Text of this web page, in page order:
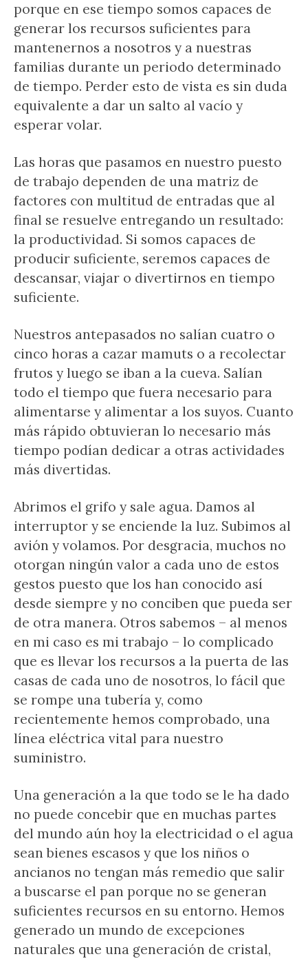
porque en ese tiempo somos capaces de
generar los recursos suficientes para
mantenernos a nosotros y a nuestras
familias durante un periodo determinado
de tiempo. Perder esto de vista es sin duda
equivalente a dar un salto al vacío y
esperar volar.
Las horas que pasamos en nuestro puesto
de trabajo dependen de una matriz de
factores con multitud de entradas que al
final se resuelve entregando un resultado:
la productividad. Si somos capaces de
producir suficiente, seremos capaces de
descansar, viajar o divertirnos en tiempo
suficiente.
Nuestros antepasados no salían cuatro o
cinco horas a cazar mamuts o a recolectar
frutos y luego se iban a la cueva. Salían
todo el tiempo que fuera necesario para
alimentarse y alimentar a los suyos. Cuanto
más rápido obtuvieran lo necesario más
tiempo podían dedicar a otras actividades
más divertidas.
Abrimos el grifo y sale agua. Damos al
interruptor y se enciende la luz. Subimos al
avión y volamos. Por desgracia, muchos no
otorgan ningún valor a cada uno de estos
gestos puesto que los han conocido así
desde siempre y no conciben que pueda ser
de otra manera. Otros sabemos – al menos
en mi caso es mi trabajo – lo complicado
que es llevar los recursos a la puerta de las
casas de cada uno de nosotros, lo fácil que
se rompe una tubería y, como
recientemente hemos comprobado, una
línea eléctrica vital para nuestro
suministro.
Una generación a la que todo se le ha dado
no puede concebir que en muchas partes
del mundo aún hoy la electricidad o el agua
sean bienes escasos y que los niños o
ancianos no tengan más remedio que salir
a buscarse el pan porque no se generan
suficientes recursos en su entorno. Hemos
generado un mundo de excepciones
naturales que una generación de cristal,